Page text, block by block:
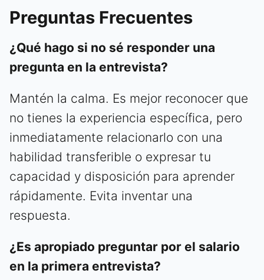
Preguntas Frecuentes
¿Qué hago si no sé responder una
pregunta en la entrevista?
Mantén la calma. Es mejor reconocer que
no tienes la experiencia específica, pero
inmediatamente relacionarlo con una
habilidad transferible o expresar tu
capacidad y disposición para aprender
rápidamente. Evita inventar una
respuesta.
¿Es apropiado preguntar por el salario
en la primera entrevista?